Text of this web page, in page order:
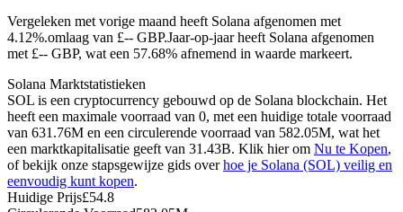
Futures met USDC als onderpand
Vergeleken met vorige maand heeft Solana afgenomen met
4.12%.omlaag van £-- GBP.Jaar-op-jaar heeft Solana afgenomen
met £-- GBP, wat een 57.68% afnemend in waarde markeert.
Solana Marktstatistieken
SOL is een cryptocurrency gebouwd op de Solana blockchain. Het
heeft een maximale voorraad van 0, met een huidige totale voorraad
van 631.76M en een circulerende voorraad van 582.05M, wat het
een marktkapitalisatie geeft van 31.43B. Klik hier om Nu te Kopen,
of bekijk onze stapsgewijze gids overhoe je Solana (SOL) veilig en
eenvoudig kunt kopen.
Huidige Prijs£54.8